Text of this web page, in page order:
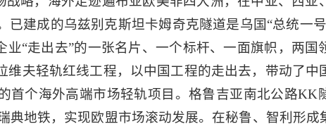
已建成的乌兹别克斯坦卡姆奇克隧道是乌国“总统一
业“走出去”的一张名片、一个标杆、一面旗帜，两国
夫轻轨红线工程，以中国工程的走出去，带动了中
首个海外高端市场轻轨项目。格鲁吉亚南北公路KK
典地铁，实现欧盟市场滚动发展。在秘鲁、智利形成